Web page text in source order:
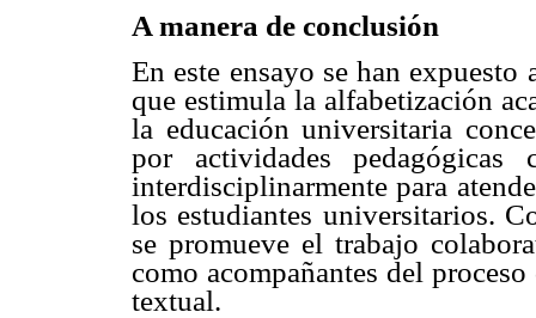
A manera de conclusión
En este ensayo se han
que estimula la alfabetización
la educación universitaria
por actividades pedagógicas
interdisciplinarmente para
los estudiantes universitarios.
se promueve el trabajo
como acompañantes del
textual.